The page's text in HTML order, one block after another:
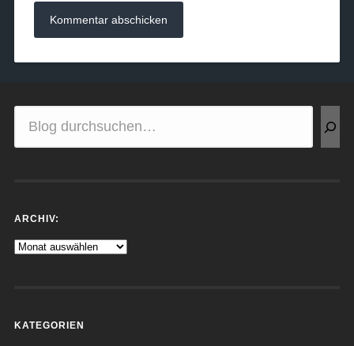
ARCHIV:
KATEGORIEN